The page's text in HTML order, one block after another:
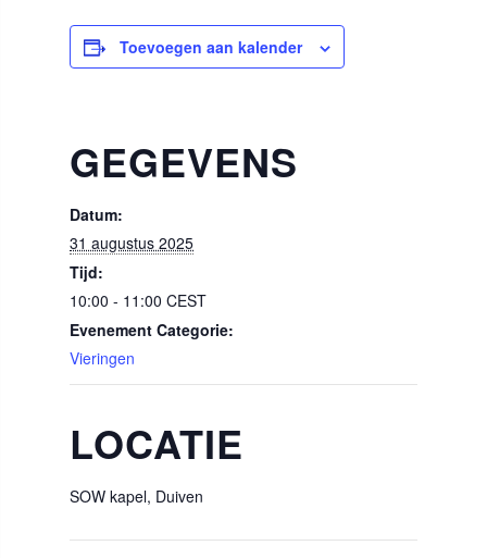
Toevoegen aan kalender
GEGEVENS
Datum:
31 augustus 2025
Tijd:
10:00 - 11:00 CEST
Evenement Categorie:
Vieringen
LOCATIE
SOW kapel, Duiven